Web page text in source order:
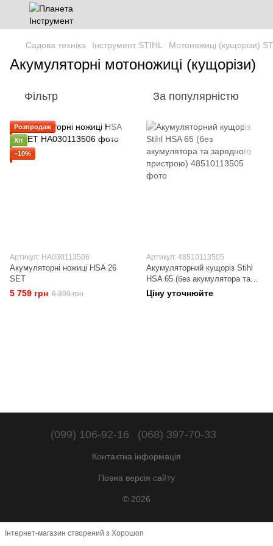
Садова техніка Інструмент STIHL Мотоножиці (кущорізи)
Акумуляторні мотоножиці (кущорізи)
Фільтр За популярністю
Розпродаж
Хіт
−10%
Артикул: HA030113506
Акумуляторні ножиці HSA 26
SET
5 759 грн 6 399 грн
Артикул: 48510113505
Акумуляторний кущоріз Stihl
HSA 65 (без акумулятора та
зарядного пристрою)
Ціну уточнюйте
(099) 106-92-16 (068) 397-70-33
Контактна інформація
Повна версія сайту
© 2026
Інтернет-магазин створений з Хорошоп